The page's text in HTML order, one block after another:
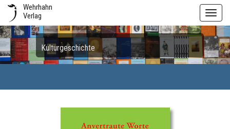
Wehrhahn
Verlag
Kulturgeschichte